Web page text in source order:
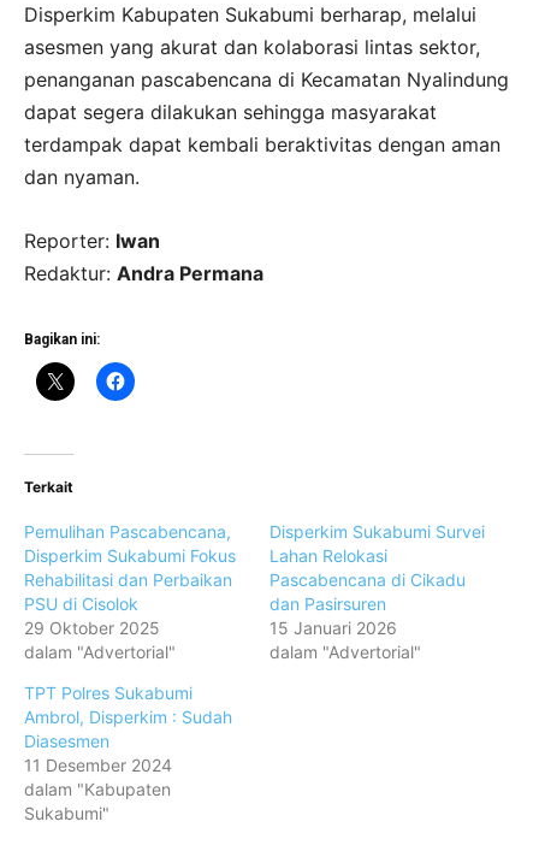
Disperkim Kabupaten Sukabumi berharap, melalui
asesmen yang akurat dan kolaborasi lintas sektor,
penanganan pascabencana di Kecamatan Nyalindung
dapat segera dilakukan sehingga masyarakat
terdampak dapat kembali beraktivitas dengan aman
dan nyaman.
Reporter: Iwan
Redaktur: Andra Permana
Bagikan ini:
Terkait
Pemulihan Pascabencana,
Disperkim Sukabumi Fokus
Rehabilitasi dan Perbaikan
PSU di Cisolok
29 Oktober 2025
dalam "Advertorial"
Disperkim Sukabumi Survei
Lahan Relokasi
Pascabencana di Cikadu
dan Pasirsuren
15 Januari 2026
dalam "Advertorial"
TPT Polres Sukabumi
Ambrol, Disperkim : Sudah
Diasesmen
11 Desember 2024
dalam "Kabupaten
Sukabumi"